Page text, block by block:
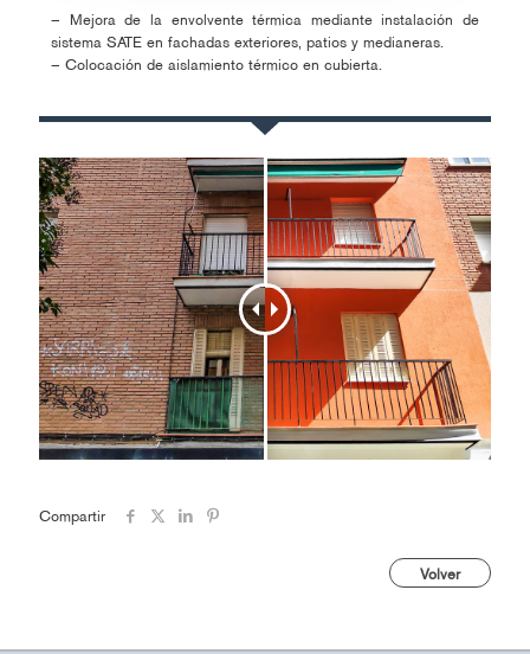
– Mejora de la envolvente térmica mediante instalación de
sistema SATE en fachadas exteriores, patios y medianeras.
– Colocación de aislamiento térmico en cubierta.
Compartir
Volver